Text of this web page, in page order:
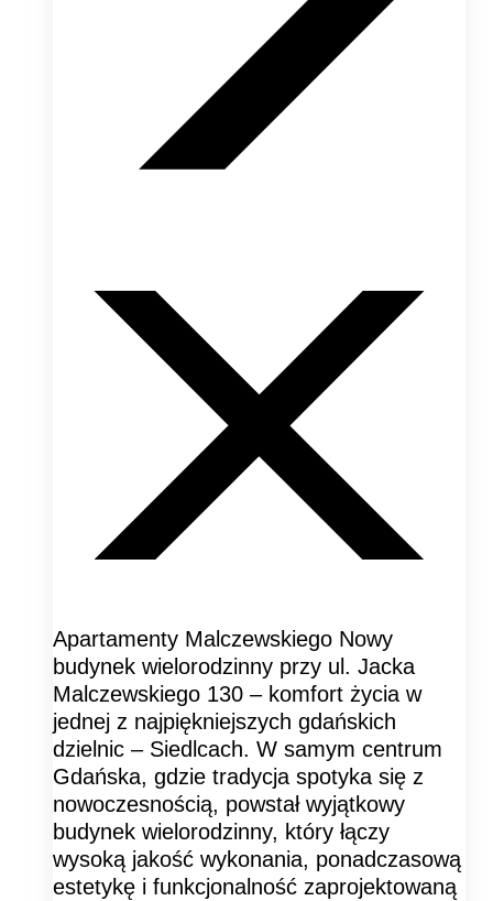
Apartamenty Malczewskiego Nowy
budynek wielorodzinny przy ul. Jacka
Malczewskiego 130 – komfort życia w
jednej z najpiękniejszych gdańskich
dzielnic – Siedlcach. W samym centrum
Gdańska, gdzie tradycja spotyka się z
nowoczesnością, powstał wyjątkowy
budynek wielorodzinny, który łączy
wysoką jakość wykonania, ponadczasową
estetykę i funkcjonalność zaprojektowaną